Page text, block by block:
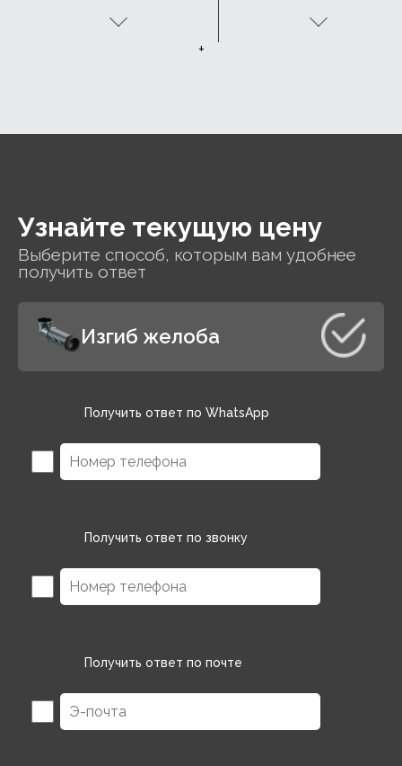
устойчивого к
защитными
+
Узнайте текущую цену
Выберите способ, которым вам удобнее
получить ответ
Изгиб желоба
Получить ответ по WhatsApp
Получить ответ по звонку
Получить ответ по почте